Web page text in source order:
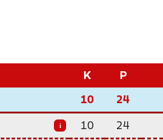
K P
10 24
i 10 24